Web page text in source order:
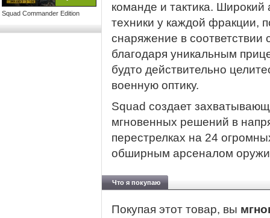
Squad Commander Edition
команде и тактика.
техники у каждой фракции,
снаряжение в соответствии
благодаря уникальным
будто действительно
военную оптику.
Squad создает
мгновенных решений в
перестрелках на 24
обширным арсеналом
Что я покупаю
Покупая этот товар, вы